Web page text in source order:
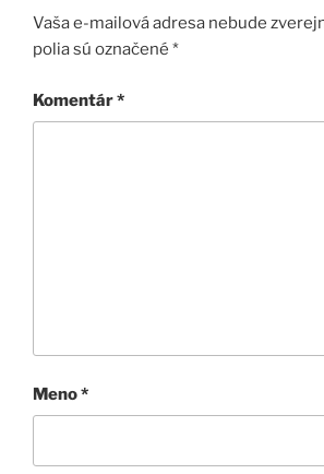
Vaša e-mailová adresa nebude
polia sú označené *
Komentár*
Meno*